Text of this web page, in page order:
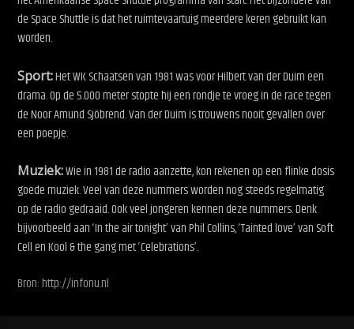
de Space Shuttle is dat het ruimtevaartuig meerdere keren gebruikt kan
worden.
Sport:Het WK Schaatsen van 1981 was voor Hilbert van der Duim een
drama. Op de 5.000 meter stopte hij een rondje te vroeg in de race tegen
de Noor Amund Sjöbrend. Van der Duim is trouwens nooit gevallen over
een poepje.
Muziek:Wie in 1981 de radio aanzette, kon rekenen op een flinke dosis
goede muziek. Veel van deze nummers worden nog steeds regelmatig
op de radio gedraaid. Ook veel jongeren kennen deze nummers. Denk
bijvoorbeeld aan ‘In the air tonight’ van Phil Collins, ‘Tainted love’ van Soft
Cell en Kool & the gang met ‘Celebrations’.
Bron: http://infonu.nl